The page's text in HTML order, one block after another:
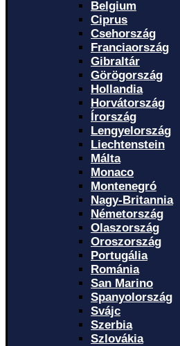
Belgium
Ciprus
Csehország
Franciaország
Gibraltár
Görögország
Hollandia
Horvátország
Írország
Lengyelország
Liechtenstein
Málta
Monaco
Montenegró
Nagy-Britannia
Németország
Olaszország
Oroszország
Portugália
Románia
San Marino
Spanyolország
Svájc
Szerbia
Szlovákia